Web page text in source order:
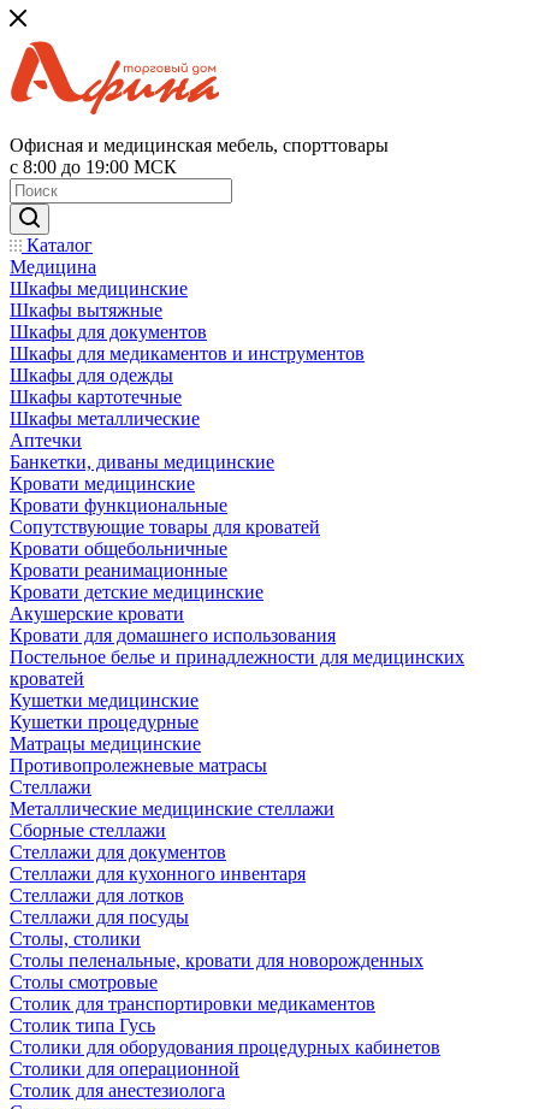
Офисная и медицинская мебель, спорттовары
с 8:00 до 19:00 МСК
Каталог
Медицина
Шкафы медицинские
Шкафы вытяжные
Шкафы для документов
Шкафы для медикаментов и инструментов
Шкафы для одежды
Шкафы картотечные
Шкафы металлические
Аптечки
Банкетки, диваны медицинские
Кровати медицинские
Кровати функциональные
Сопутствующие товары для кроватей
Кровати общебольничные
Кровати реанимационные
Кровати детские медицинские
Акушерские кровати
Кровати для домашнего использования
Постельное белье и принадлежности для медицинских
кроватей
Кушетки медицинские
Кушетки процедурные
Матрацы медицинские
Противопролежневые матрасы
Стеллажи
Металлические медицинские стеллажи
Сборные стеллажи
Стеллажи для документов
Стеллажи для кухонного инвентаря
Стеллажи для лотков
Стеллажи для посуды
Столы, столики
Столы пеленальные, кровати для новорожденных
Столы смотровые
Столик для транспортировки медикаментов
Столик типа Гусь
Столики для оборудования процедурных кабинетов
Столики для операционной
Столик для анестезиолога